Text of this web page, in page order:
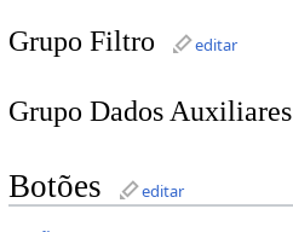
Grupo Filtro editar
Grupo Dados Auxiliares
Botões editar